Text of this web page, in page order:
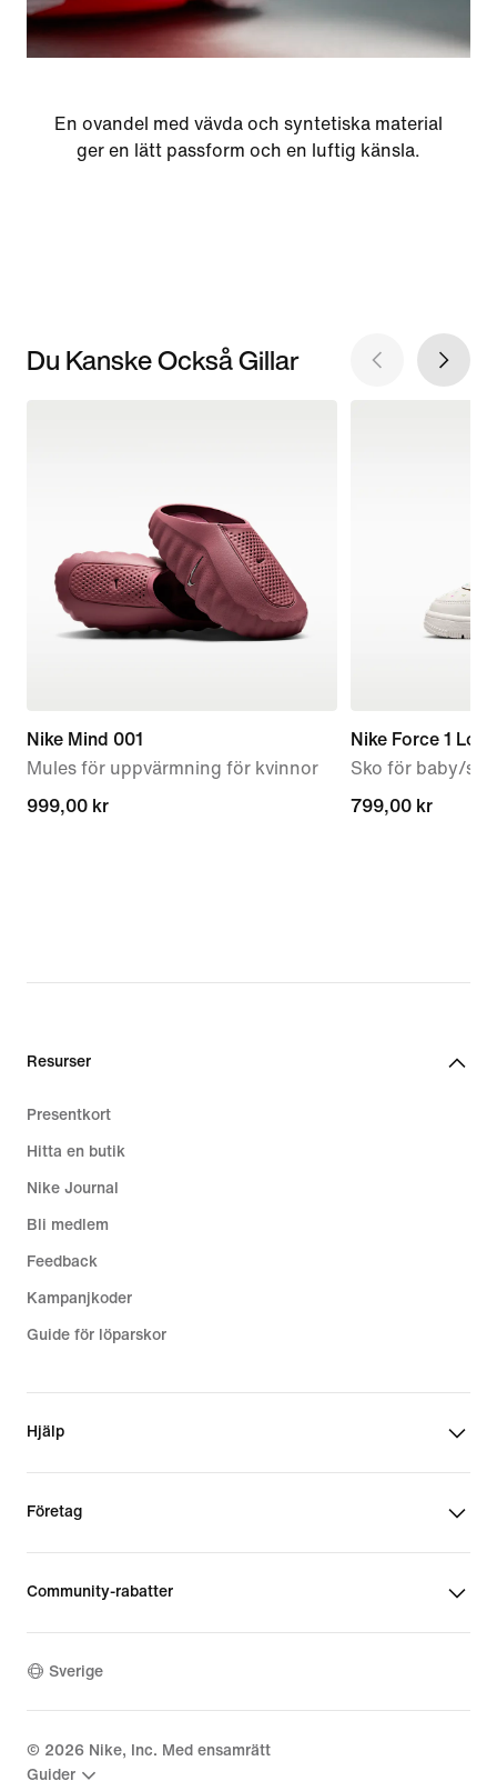
En ovandel med vävda och syntetiska material
ger en lätt passform och en luftig känsla.
Du Kanske Också Gillar
Nike Mind 001
Mules för uppvärmning för kvinnor
999,00 kr
999,00 kr
Nike Force 1 Low
Sko för baby/
799,00 kr
799,00 kr
Resurser
Presentkort
Hitta en butik
Nike Journal
Bli medlem
Feedback
Kampanjkoder
Guide för löparskor
Hjälp
Företag
Community-rabatter
Sverige
© 2026 Nike, Inc. Med ensamrätt
Guider